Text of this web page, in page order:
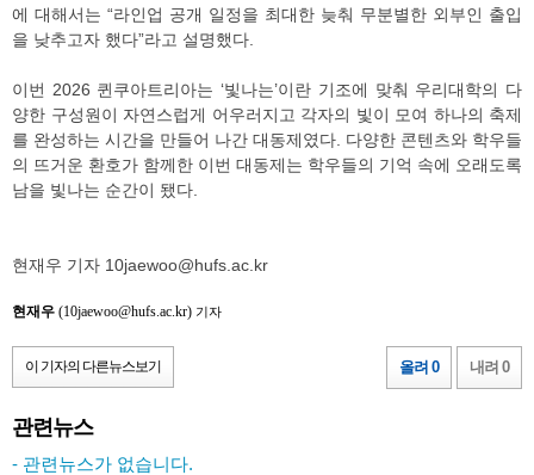
에 대해서는 “라인업 공개 일정을 최대한 늦춰 무분별한 외부인 출입
을 낮추고자 했다”라고 설명했다.
이번 2026 퀸쿠아트리아는 ‘빛나는’이란 기조에 맞춰 우리대학의 다
양한 구성원이 자연스럽게 어우러지고 각자의 빛이 모여 하나의 축제
를 완성하는 시간을 만들어 나간 대동제였다. 다양한 콘텐츠와 학우들
의 뜨거운 환호가 함께한 이번 대동제는 학우들의 기억 속에 오래도록
남을 빛나는 순간이 됐다.
현재우 기자 10jaewoo@hufs.ac.kr
현재우 (10jaewoo@hufs.ac.kr) 기자
이 기자의 다른뉴스보기 올려 0 내려 0
관련뉴스
- 관련뉴스가 없습니다.